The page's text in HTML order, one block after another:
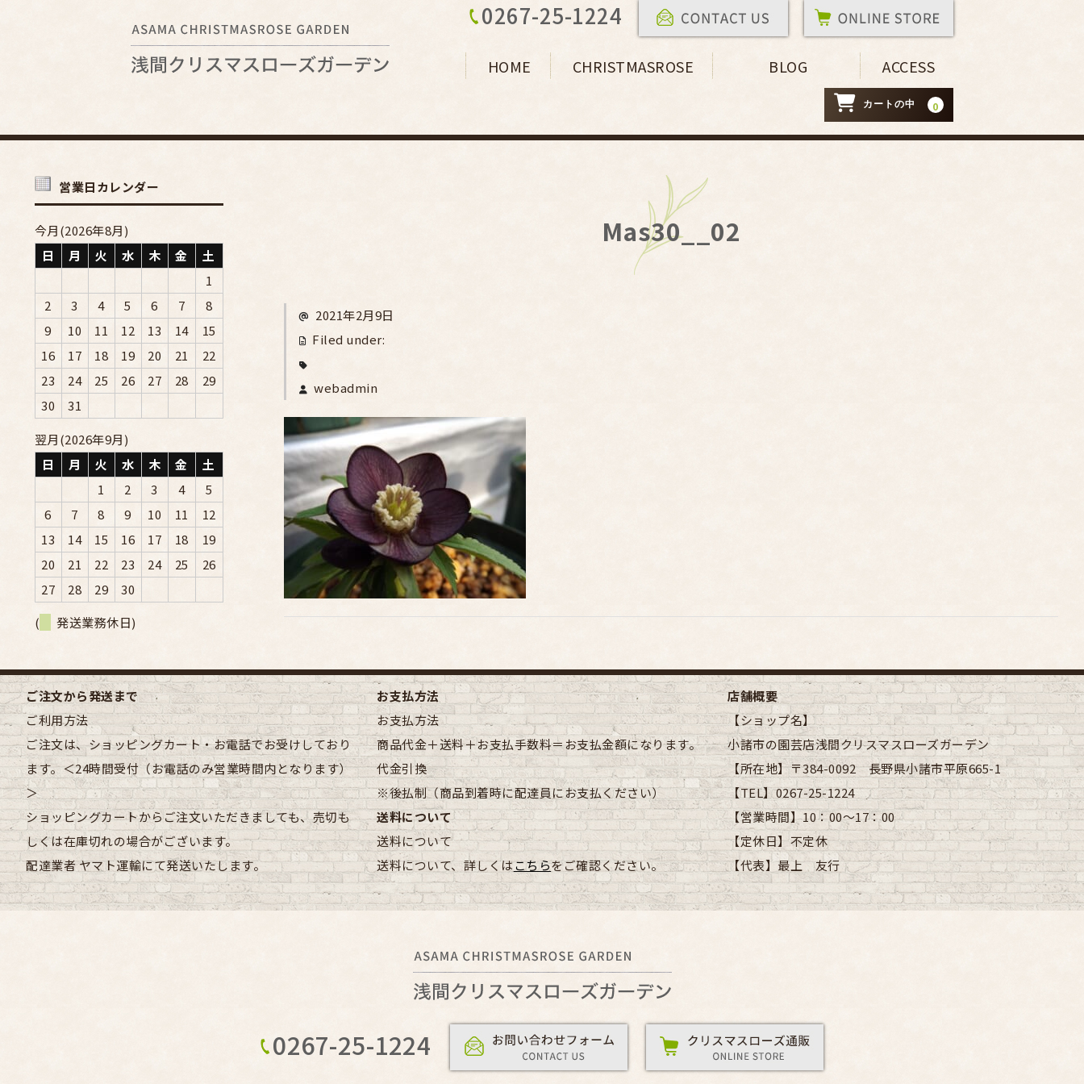
0267-25-1224
HOME CHRISTMASROSE BLOG ACCESS
カートの中 0
Mas30__02
2021年2月9日
Filed under:
webadmin
営業日カレンダー
今月(2026年8月)
日
月 火 水 木 金
土
1
2
3 4 5 6 7
8
9
10 11 12 13 14
15
16
17 18 19 20 21
22
23
24 25 26 27 28
29
30
31
翌月(2026年9月)
日
月 火 水 木 金
土
1
2 3 4
5
6
7 8 9 10 11
12
13
14 15 16 17 18
19
20
21 22 23 24 25
26
27
28 29
30
(
発送業務休日)
ご注文から発送まで
ご利用方法
ご注文は、ショッピングカート・お電話でお受けしており
ます。＜24時間受付（お電話のみ営業時間内となります）
＞
ショッピングカートからご注文いただきましても、売切も
しくは在庫切れの場合がございます。
配達業者ヤマト運輸にて発送いたします。
お支払方法
お支払方法
商品代金＋送料＋お支払手数料＝お支払金額になります。
代金引換
※後払制（商品到着時に配達員にお支払ください）
送料について
送料について
送料について、詳しくはこちらをご確認ください。
店舗概要
【ショップ名】
小諸市の園芸店浅間クリスマスローズガーデン
【所在地】〒384-0092 長野県小諸市平原665-1
【TEL】0267-25-1224
【営業時間】10：00～17：00
【定休日】不定休
【代表】最上 友行
0267-25-1224